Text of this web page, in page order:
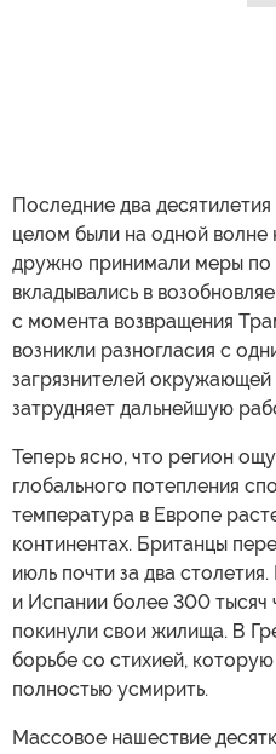
Последние два
целом были на одной волне
дружно принимали меры
вкладывались в
с момента возвращения
возникли разногласия с
загрязнителей
затрудняет дальнейшую
Теперь ясно, что регион
глобального потепления
температура в Европе
континентах. Британцы
июль почти за два
и Испании более 300 тысяч
покинули свои жилища. В
борьбе со стихией,
полностью усмирить.
Массовое нашествие